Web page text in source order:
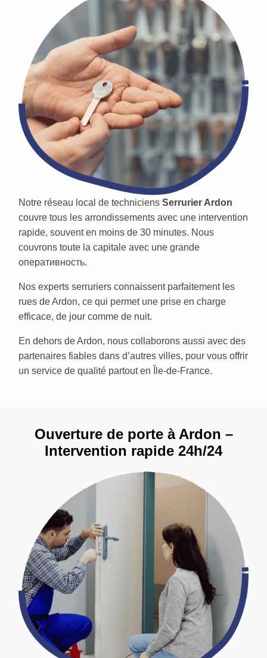
Notre réseau local de techniciens Serrurier Ardon
couvre tous les arrondissements avec une intervention
rapide, souvent en moins de 30 minutes. Nous
couvrons toute la capitale avec une grande
оперативность.
Nos experts serruriers connaissent parfaitement les
rues de Ardon, ce qui permet une prise en charge
efficace, de jour comme de nuit.
En dehors de Ardon, nous collaborons aussi avec des
partenaires fiables dans d’autres villes, pour vous offrir
un service de qualité partout en Île-de-France.
Ouverture de porte à Ardon –
Intervention rapide 24h/24